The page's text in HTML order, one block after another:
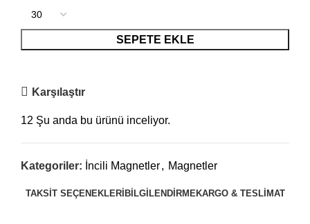
SEPETE EKLE
Karşılaştır
12 Şu anda bu ürünü inceliyor.
Kategoriler: İncili Magnetler, Magnetler
TAKSIT SEÇENEKLERI BILGILENDIRMEKARGO & TESLIMAT